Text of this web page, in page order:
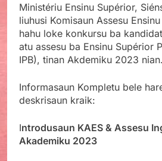
Ministériu Ensinu Supérior,
liuhusi Komisaun Assesu
hahu loke konkursu ba
atu assesu ba Ensinu Supérior
IPB), tinan Akdemiku 2023 nian.
Informasaun Kompletu bele
deskrisaun kraik:
Introdusaun KAES & Assesu
Akademiku 2023